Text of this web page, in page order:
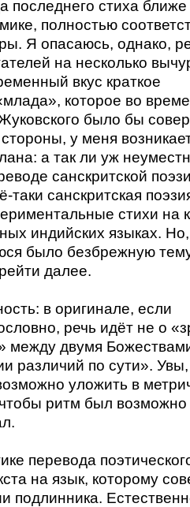
последнего стиха ближе
полностью
Я опасаюсь, однако,
на несколько
вкус краткое
которое во
было бы
у меня
а так ли уж
санскритской
таки санскритская
стихи на
индийских языках.
было безбрежную
далее.
в оригинале, если
речь идёт не о
между двумя
различий по сути».
уложить в
ритм был возможно
перевода
на язык, которому
подлинника.